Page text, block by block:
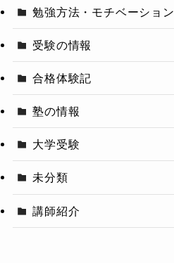
勉強方法・モチベーション
受験の情報
合格体験記
塾の情報
大学受験
未分類
講師紹介